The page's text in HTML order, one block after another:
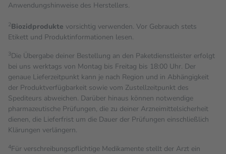
Anwendungshinweise des Herstellers.
2Biozidprodukte vorsichtig verwenden. Vor Gebrauch stets
Etikett und Produktinformationen lesen.
3Die Übergabe deiner Bestellung an den Paketdienstleister erfolgt
bei uns werktags von Montag bis Freitag bis 18:00 Uhr. Der
genaue Lieferzeitpunkt kann je nach Region und in Abhängigkeit
der Produktverfügbarkeit sowie vom Zustellzeitpunkt des
Spediteurs abweichen. Darüber hinaus können notwendige
pharmazeutische Prüfungen, die zu deiner Arzneimittelsicherheit
dienen, die Lieferfrist um die Dauer der Prüfungen einschließlich
Klärungen verlängern.
4Für verschreibungspflichtige Medikamente stellt der Arzt ein